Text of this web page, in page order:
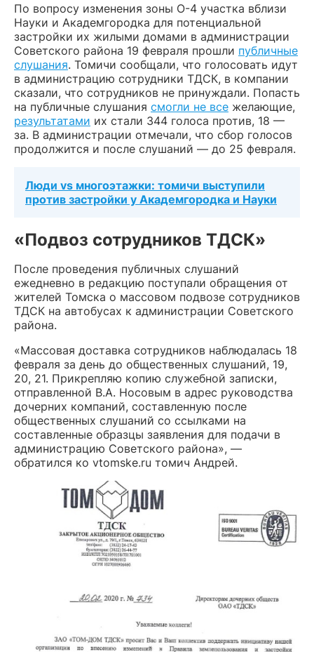
По вопросу изменения зоны О-4 участка вблизи
Науки и Академгородка для потенциальной
застройки их жилыми домами в администрации
Советского района 19 февраля прошли публичные
слушания. Томичи сообщали, что голосовать идут
в администрацию сотрудники ТДСК, в компании
сказали, что сотрудников не принуждали. Попасть
на публичные слушания смогли не все желающие,
результатами их стали 344 голоса против, 18 —
за. В администрации отмечали, что сбор голосов
продолжится и после слушаний — до 25 февраля.
Люди vs многоэтажки: томичи выступили
против застройки у Академгородка и Науки
«Подвоз сотрудников ТДСК»
После проведения публичных слушаний
ежедневно в редакцию поступали обращения от
жителей Томска о массовом подвозе сотрудников
ТДСК на автобусах к администрации Советского
района.
«Массовая доставка сотрудников наблюдалась 18
февраля за день до общественных слушаний, 19,
20, 21. Прикрепляю копию служебной записки,
отправленной В.А. Носовым в адрес руководства
дочерних компаний, составленную после
общественных слушаний со ссылками на
составленные образцы заявления для подачи в
администрацию Советского района», —
обратился ко vtomske.ru томич Андрей.